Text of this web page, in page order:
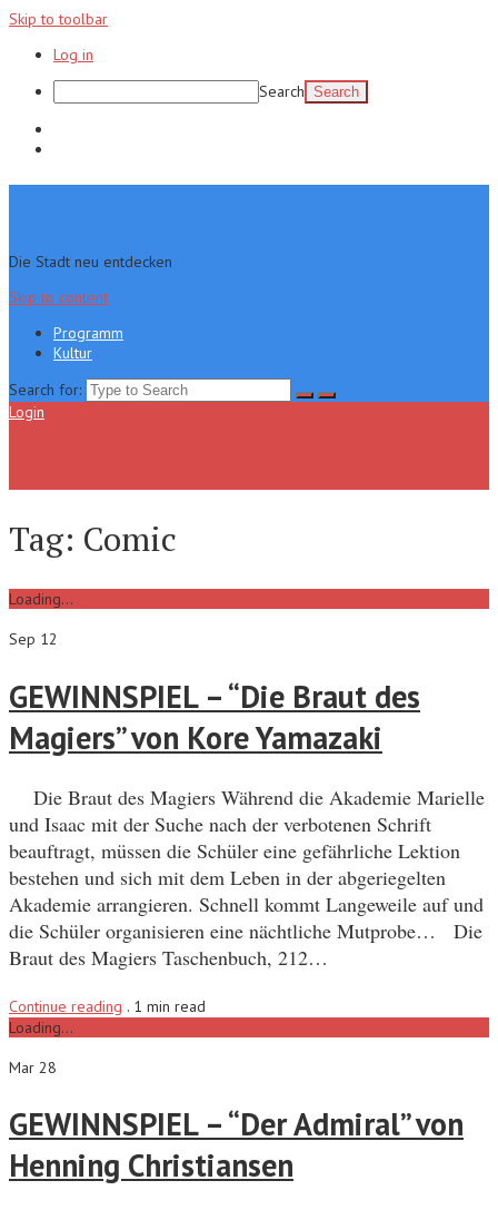
Skip to toolbar
Log in
Search
Die Stadt neu entdecken
Skip to content
Programm
Kultur
Search for:
Login
Tag: Comic
Loading...
Sep 12
GEWINNSPIEL – “Die Braut des
Magiers” von Kore Yamazaki
Die Braut des Magiers Während die Akademie Marielle
und Isaac mit der Suche nach der verbotenen Schrift
beauftragt, müssen die Schüler eine gefährliche Lektion
bestehen und sich mit dem Leben in der abgeriegelten
Akademie arrangieren. Schnell kommt Langeweile auf und
die Schüler organisieren eine nächtliche Mutprobe… Die
Braut des Magiers Taschenbuch, 212…
Continue reading . 1 min read
Loading...
Mar 28
GEWINNSPIEL – “Der Admiral” von
Henning Christiansen